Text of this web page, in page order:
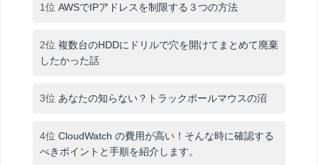
1位 AWSでIPアドレスを制限する３つの方法
2位 複数台のHDDにドリルで穴を開けてまとめて廃棄
したかった話
3位 あなたの知らない？トラックボールマウスの沼
4位 CloudWatch の費用が高い！そんな時に確認する
べきポイントと手順を紹介します。